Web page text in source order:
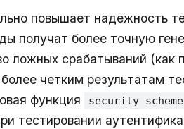
повышает надежность
получат более точную
ложных срабатываний (как
четким результатам
функция
security
тестировании